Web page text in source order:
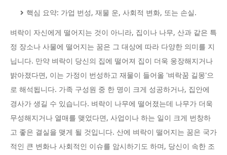
핵심 요약: 가업 번성, 재물 운, 사회적 변화, 또는 손실.
벼락이 자신에게 떨어지는 것이 아니라, 집이나 나무, 산과 같은 특
정 장소나 사물에 떨어지는 꿈은 그 대상에 따라 다양한 의미를 지
닙니다. 만약 벼락이 당신의 집에 떨어져 집이 더욱 웅장해지거나
밝아졌다면, 이는 가정이 번성하고 재물이 들어올 '벼락꿈 길몽'으
로 해석됩니다. 가족 구성원 중 한 명이 크게 성공하거나, 집안에
경사가 생길 수 있습니다. 벼락이 나무에 떨어졌는데 나무가 더욱
무성해지거나 열매를 맺었다면, 사업이나 하는 일이 크게 번창하
고 좋은 결실을 맺게 될 것입니다. 산에 벼락이 떨어지는 꿈은 국가
적인 큰 변화나 사회적인 이슈를 암시하기도 하며, 당신이 속한 조